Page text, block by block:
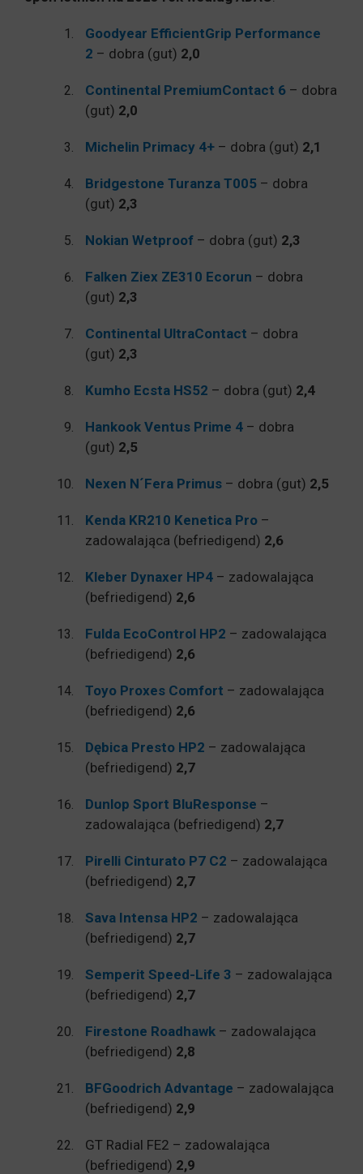
Goodyear EfficientGrip Performance
2 – dobra (gut) 2,0
Continental PremiumContact 6 – dobra
(gut) 2,0
Michelin Primacy 4+ – dobra (gut) 2,1
Bridgestone Turanza T005 – dobra
(gut) 2,3
Nokian Wetproof – dobra (gut) 2,3
Falken Ziex ZE310 Ecorun – dobra
(gut) 2,3
Continental UltraContact – dobra
(gut) 2,3
Kumho Ecsta HS52 – dobra (gut) 2,4
Hankook Ventus Prime 4 – dobra
(gut) 2,5
Nexen N´Fera Primus – dobra (gut) 2,5
Kenda KR210 Kenetica Pro –
zadowalająca (befriedigend) 2,6
Kleber Dynaxer HP4 – zadowalająca
(befriedigend) 2,6
Fulda EcoControl HP2 – zadowalająca
(befriedigend) 2,6
Toyo Proxes Comfort – zadowalająca
(befriedigend) 2,6
Dębica Presto HP2 – zadowalająca
(befriedigend) 2,7
Dunlop Sport BluResponse –
zadowalająca (befriedigend) 2,7
Pirelli Cinturato P7 C2 – zadowalająca
(befriedigend) 2,7
Sava Intensa HP2 – zadowalająca
(befriedigend) 2,7
Semperit Speed-Life 3 – zadowalająca
(befriedigend) 2,7
Firestone Roadhawk – zadowalająca
(befriedigend) 2,8
BFGoodrich Advantage – zadowalająca
(befriedigend) 2,9
GT Radial FE2 – zadowalająca
(befriedigend) 2,9